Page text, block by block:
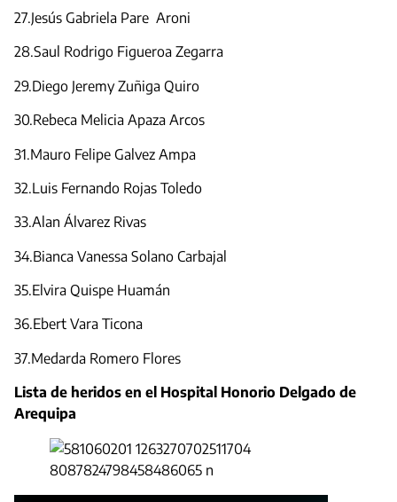
27.Jesús Gabriela Pare Aroni
28.Saul Rodrigo Figueroa Zegarra
29.Diego Jeremy Zuñiga Quiro
30.Rebeca Melicia Apaza Arcos
31.Mauro Felipe Galvez Ampa
32.Luis Fernando Rojas Toledo
33.Alan Álvarez Rivas
34.Bianca Vanessa Solano Carbajal
35.Elvira Quispe Huamán
36.Ebert Vara Ticona
37.Medarda Romero Flores
Lista de heridos en el Hospital Honorio Delgado de
Arequipa